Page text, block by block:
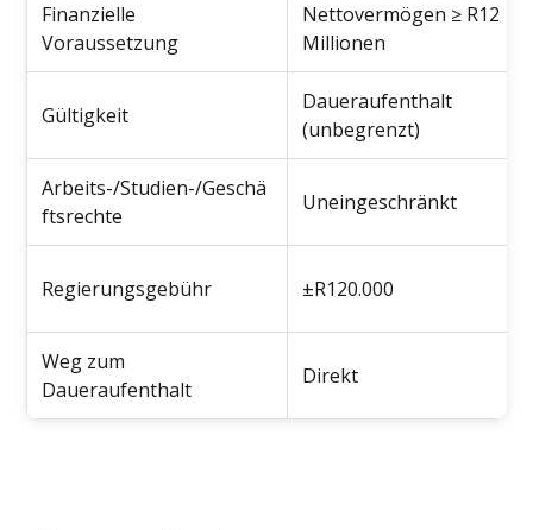
Finanzielle
Voraussetzung
Nettovermögen ≥ R12
Millionen
Gültigkeit
Daueraufenthalt
(unbegrenzt)
Arbeits-/Studien-/Geschä
ftsrechte
Uneingeschränkt
Regierungsgebühr ±R120.000
Weg zum
Daueraufenthalt
Direkt